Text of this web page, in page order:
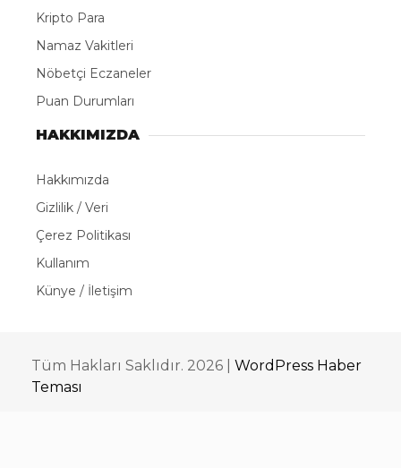
Kripto Para
Namaz Vakitleri
Nöbetçi Eczaneler
Puan Durumları
HAKKIMIZDA
Hakkımızda
Gizlilik / Veri
Çerez Politikası
Kullanım
Künye / İletişim
Tüm Hakları Saklıdır. 2026 | WordPress Haber
Teması